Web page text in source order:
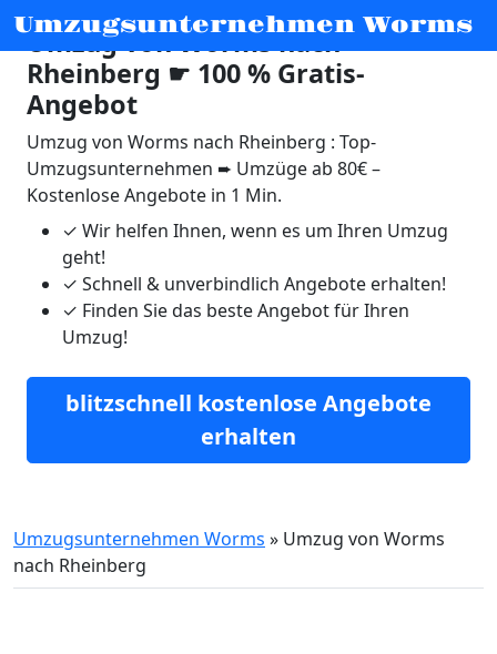
Umzugsunternehmen Worms
Umzug von Worms nach
Rheinberg ☛ 100 % Gratis-
Angebot
Umzug von Worms nach Rheinberg : Top-
Umzugsunternehmen ➨ Umzüge ab 80€ –
Kostenlose Angebote in 1 Min.
✓ Wir helfen Ihnen, wenn es um Ihren Umzug
geht!
✓ Schnell & unverbindlich Angebote erhalten!
✓ Finden Sie das beste Angebot für Ihren
Umzug!
blitzschnell kostenlose Angebote
erhalten
Umzugsunternehmen Worms » Umzug von Worms
nach Rheinberg